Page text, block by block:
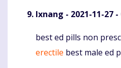
Ixnang - 2021-11-27 -
Komentaras
best ed pills non
erectile best male ed